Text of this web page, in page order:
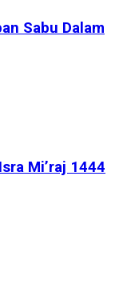
Sabu Dalam
Mi’raj 1444